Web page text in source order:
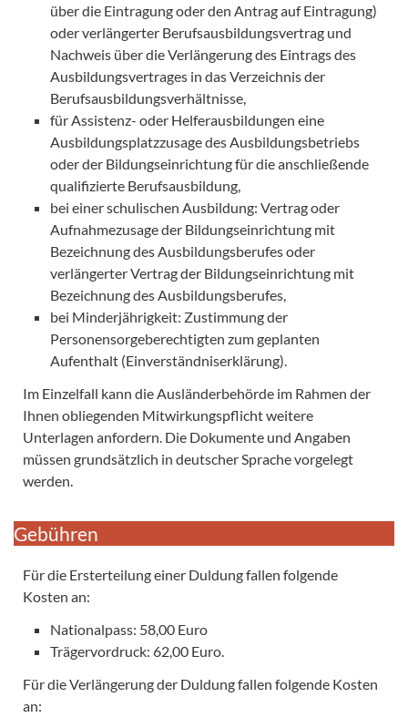
über die Eintragung oder den Antrag auf Eintragung)
oder verlängerter Berufsausbildungsvertrag und
Nachweis über die Verlängerung des Eintrags des
Ausbildungsvertrages in das Verzeichnis der
Berufsausbildungsverhältnisse,
für Assistenz- oder Helferausbildungen eine
Ausbildungsplatzzusage des Ausbildungsbetriebs
oder der Bildungseinrichtung für die anschließende
qualifizierte Berufsausbildung,
bei einer schulischen Ausbildung: Vertrag oder
Aufnahmezusage der Bildungseinrichtung mit
Bezeichnung des Ausbildungsberufes oder
verlängerter Vertrag der Bildungseinrichtung mit
Bezeichnung des Ausbildungsberufes,
bei Minderjährigkeit: Zustimmung der
Personensorgeberechtigten zum geplanten
Aufenthalt (Einverständniserklärung).
Im Einzelfall kann die Ausländerbehörde im Rahmen der
Ihnen obliegenden Mitwirkungspflicht weitere
Unterlagen anfordern. Die Dokumente und Angaben
müssen grundsätzlich in deutscher Sprache vorgelegt
werden.
Gebühren
Für die Ersterteilung einer Duldung fallen folgende
Kosten an:
Nationalpass: 58,00 Euro
Trägervordruck: 62,00 Euro.
Für die Verlängerung der Duldung fallen folgende Kosten
an: